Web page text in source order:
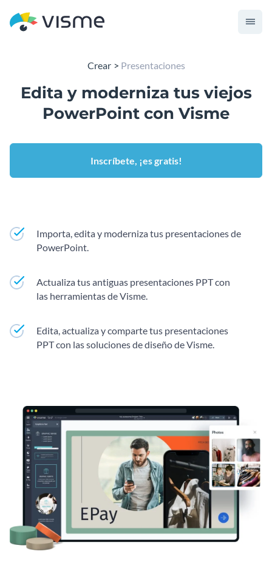
Crear Presentaciones
Edita y moderniza tus viejos
PowerPoint con Visme
Inscríbete, ¡es gratis!
Importa, edita y moderniza tus presentaciones de
PowerPoint.
Actualiza tus antiguas presentaciones PPT con
las herramientas de Visme.
Edita, actualiza y comparte tus presentaciones
PPT con las soluciones de diseño de Visme.